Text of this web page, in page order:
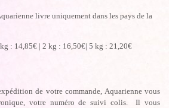
livre uniquement dans les pays de la
: 14,85€ | 2 kg : 16,50€| 5 kg : 21,20€
de votre commande, Aquarienne vous
votre numéro de suivi colis. Il vous